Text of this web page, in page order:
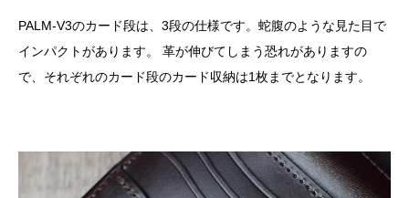
PALM-V3のカード段は、3段の仕様です。蛇腹のような見た目で
インパクトがあります。 革が伸びてしまう恐れがありますの
で、それぞれのカード段のカード収納は1枚までとなります。